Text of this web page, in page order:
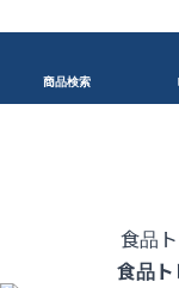
商品検索
食品
食品